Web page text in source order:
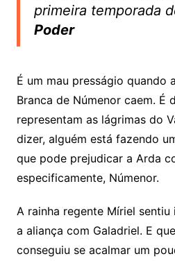
primeira temporada
Poder
É um mau presságio quando
Branca de Númenor caem. É
representam as lágrimas do
dizer, alguém está fazendo
que pode prejudicar a Arda
especificamente, Númenor.
A rainha regente Míriel
a aliança com Galadriel. E
conseguiu se acalmar um